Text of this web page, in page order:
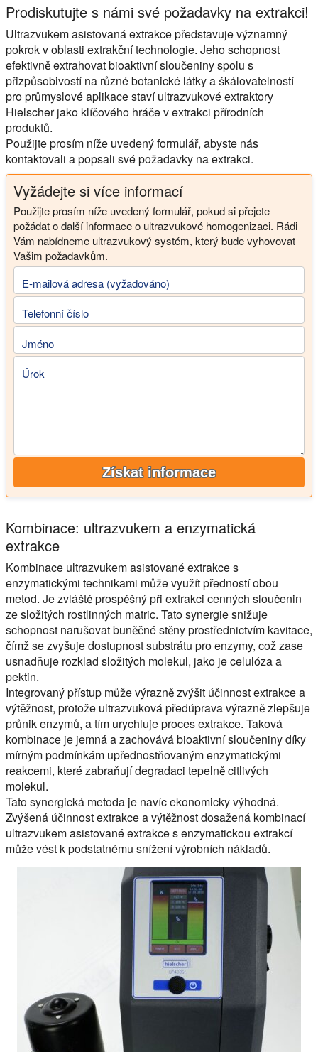
Prodiskutujte s námi své požadavky na extrakci!
Ultrazvukem asistovaná extrakce představuje významný
pokrok v oblasti extrakční technologie. Jeho schopnost
efektivně extrahovat bioaktivní sloučeniny spolu s
přizpůsobivostí na různé botanické látky a škálovatelností
pro průmyslové aplikace staví ultrazvukové extraktory
Hielscher jako klíčového hráče v extrakci přírodních
produktů.
Použijte prosím níže uvedený formulář, abyste nás
kontaktovali a popsali své požadavky na extrakci.
Vyžádejte si více informací
Použijte prosím níže uvedený formulář, pokud si přejete
požádat o další informace o ultrazvukové homogenizaci. Rádi
Vám nabídneme ultrazvukový systém, který bude vyhovovat
Vašim požadavkům.
E-mailová adresa (vyžadováno)
Telefonní číslo
Jméno
Úrok
Získat informace
Kombinace: ultrazvukem a enzymatická
extrakce
Kombinace ultrazvukem asistované extrakce s
enzymatickými technikami může využít předností obou
metod. Je zvláště prospěšný při extrakci cenných sloučenin
ze složitých rostlinných matric. Tato synergie snižuje
schopnost narušovat buněčné stěny prostřednictvím kavitace,
čímž se zvyšuje dostupnost substrátu pro enzymy, což zase
usnadňuje rozklad složitých molekul, jako je celulóza a
pektin.
Integrovaný přístup může výrazně zvýšit účinnost extrakce a
výtěžnost, protože ultrazvuková předúprava výrazně zlepšuje
průnik enzymů, a tím urychluje proces extrakce. Taková
kombinace je jemná a zachovává bioaktivní sloučeniny díky
mírným podmínkám upřednostňovaným enzymatickými
reakcemi, které zabraňují degradaci tepelně citlivých
molekul.
Tato synergická metoda je navíc ekonomicky výhodná.
Zvýšená účinnost extrakce a výtěžnost dosažená kombinací
ultrazvukem asistované extrakce s enzymatickou extrakcí
může vést k podstatnému snížení výrobních nákladů.